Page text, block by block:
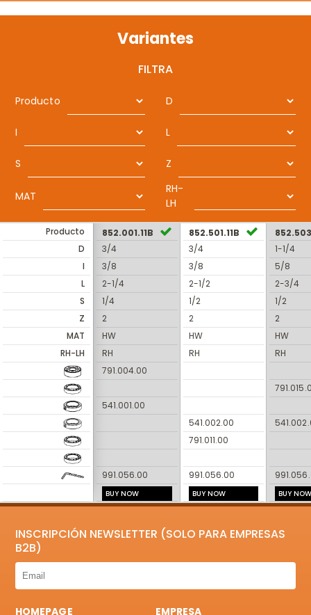
Variantes
FILTRA
Producto D
I L
S Z
MAT
RH-
LH
Producto
D
I
L
S
Z
MAT
RH-LH
852.001.11B
3/4
3/8
2-1/4
1/4
2
HW
RH
791.004.00
541.001.00
991.056.00
BUY NOW
852.501.11B
3/4
3/8
2-1/2
1/2
2
HW
RH
541.002.00
791.011.00
991.056.00
BUY NOW
1-1/4
5/8
2-3/4
1/2
2
HW
RH
BUY
INSCRIPCIÓN NEWSLETTER (SOLO PARA EMPRESAS
B2B)
HOMEPAGE EMPRESA